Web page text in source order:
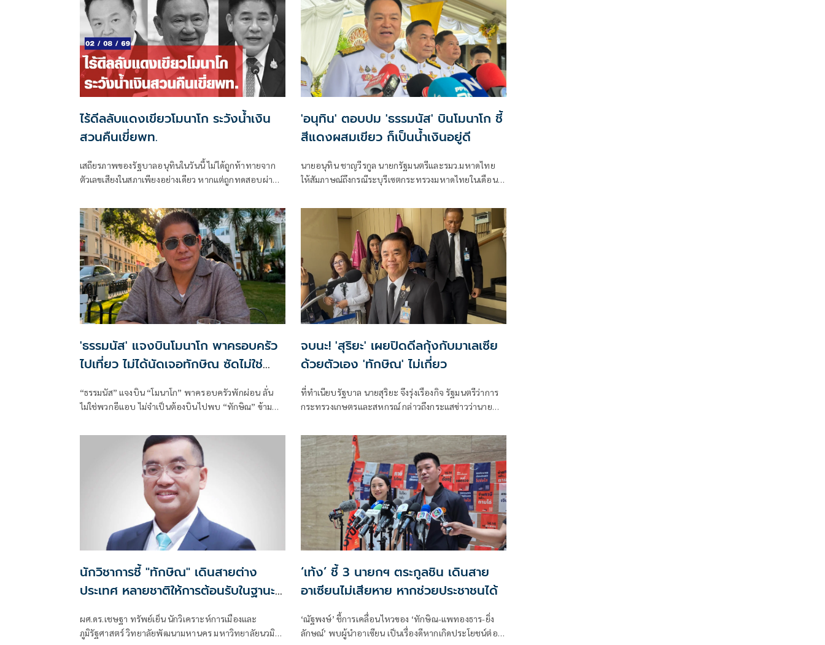
ไร้ดีลลับแดงเขียวโมนาโก ระวังน้ำเงิน
สวนคืนเขี่ยพท.
เสถียรภาพของรัฐบาลอนุทินในวันนี้ ไม่ได้ถูกท้าทายจาก
ตัวเลขเสียงในสภาเพียงอย่างเดียว หากแต่ถูกทดสอบผ่าน
แตกแยกภายในเครือข่ายอำนาจของพรรคภูมิใจไทย
'อนุทิน' ตอบปม 'ธรรมนัส' บินโมนาโก ชี้
สีแดงผสมเขียว ก็เป็นน้ำเงินอยู่ดี
นายอนุทิน ชาญวีรกูล นายกรัฐมนตรีและรมว.มหาดไทย
ให้สัมภาษณ์ถึงกรณีระบุรีเซตกระทรวงมหาดไทยในเดือน
'ธรรมนัส' แจงบินโมนาโก พาครอบครัว
ไปเที่ยว ไม่ได้นัดเจอทักษิณ ซัดไม่ใช่
“ธรรมนัส” แจงบิน “โมนาโก” พาครอบครัวพักผ่อน ลั่น
ไม่ใช่พวกอีแอบ ไม่จำเป็นต้องบินไปพบ “ทักษิณ” ข้าม
ปฏิญญาMonaco
จบนะ! 'สุริยะ' เผยปิดดีลกุ้งกับมาเลเซีย
ด้วยตัวเอง 'ทักษิณ' ไม่เกี่ยว
ที่ทำเนียบรัฐบาล นายสุริยะ จึงรุ่งเรืองกิจ รัฐมนตรีว่าการ
กระทรวงเกษตรและสหกรณ์ กล่าวถึงกระแสข่าวว่านาย
นักวิชาการชี้ "ทักษิณ" เดินสายต่าง
ประเทศ หลายชาติให้การต้อนรับในฐานะ
เพื่อน-อดีตผู้นำ ไร้นัยยะเชิงอำนาจ เชื่อ
รัฐบาลไม่ติดใจ เหตุอำนาจบริหารอยู่ที่
ผศ.ดร.เชษฐา ทรัพย์เย็น นักวิเคราะห์การเมืองและ
ภูมิรัฐศาสตร์ วิทยาลัยพัฒนามหานคร มหาวิทยาลัยนวมิ
‘เท้ง’ ชี้ 3 นายกฯ ตระกูลชิน เดินสาย
อาเซียนไม่เสียหาย หากช่วยประชาชนได้
‘ณัฐพงษ์’ ชี้การเคลื่อนไหวของ ‘ทักษิณ-แพทองธาร-ยิ่ง
ลักษณ์’ พบผู้นำอาเซียน เป็นเรื่องดีหากเกิดประโยชน์ต่อ